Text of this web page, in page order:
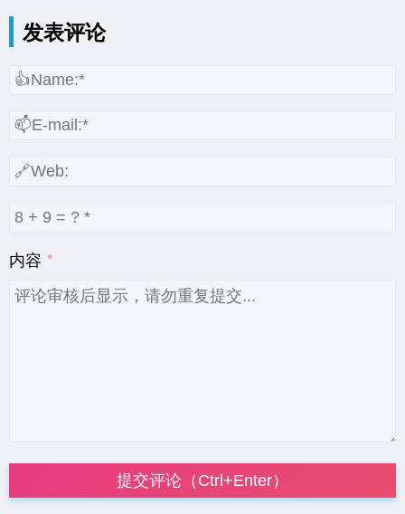
发表评论
内容
提交评论（Ctrl+Enter）